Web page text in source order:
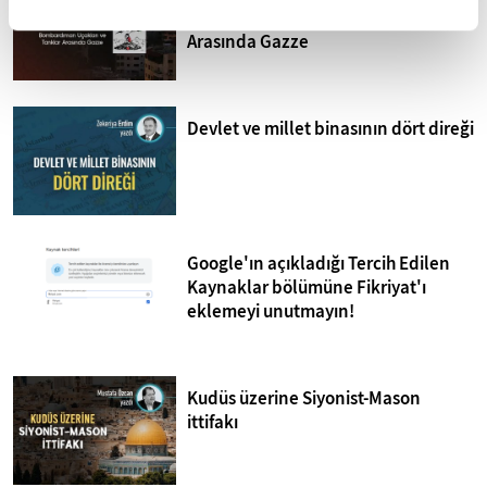
Arasında Gazze
Devlet ve millet binasının dört direği
Google'ın açıkladığı Tercih Edilen
Kaynaklar bölümüne Fikriyat'ı
eklemeyi unutmayın!
Kudüs üzerine Siyonist-Mason
ittifakı